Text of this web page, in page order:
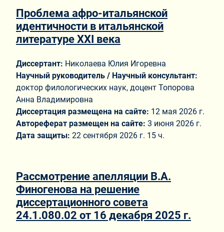
Проблема афро-итальянской
идентичности в итальянской
литературе ХХI века
Диссертант: Николаева Юлия Игоревна
Научный руководитель / Научный консультант:
доктор филологических наук, доцент Топорова
Анна Владимировна
Диссертация размещена на сайте: 12 мая 2026 г.
Автореферат размещен на сайте: 3 июня 2026 г.
Дата защиты: 22 сентября 2026 г. 15 ч.
Рассмотрение апелляции В.А.
Финогенова на решение
диссертационного совета
24.1.080.02 от 16 декабря 2025 г.